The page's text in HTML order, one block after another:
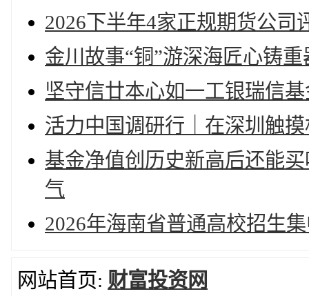
2026下半年4家正规期货公司
金川故事“铜”游深海匠心铸重
坚守信廿本心如一工银瑞信
活力中国调研行｜在深圳触
基金净值创历史新高后还能
气
2026年海南省普通高校招生
网站首页: 财富投资网